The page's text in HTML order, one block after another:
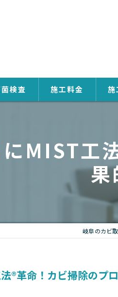
検査 施工料金 施
MIST工
果
岐阜のカビ
®革命！カビ掃除のプ